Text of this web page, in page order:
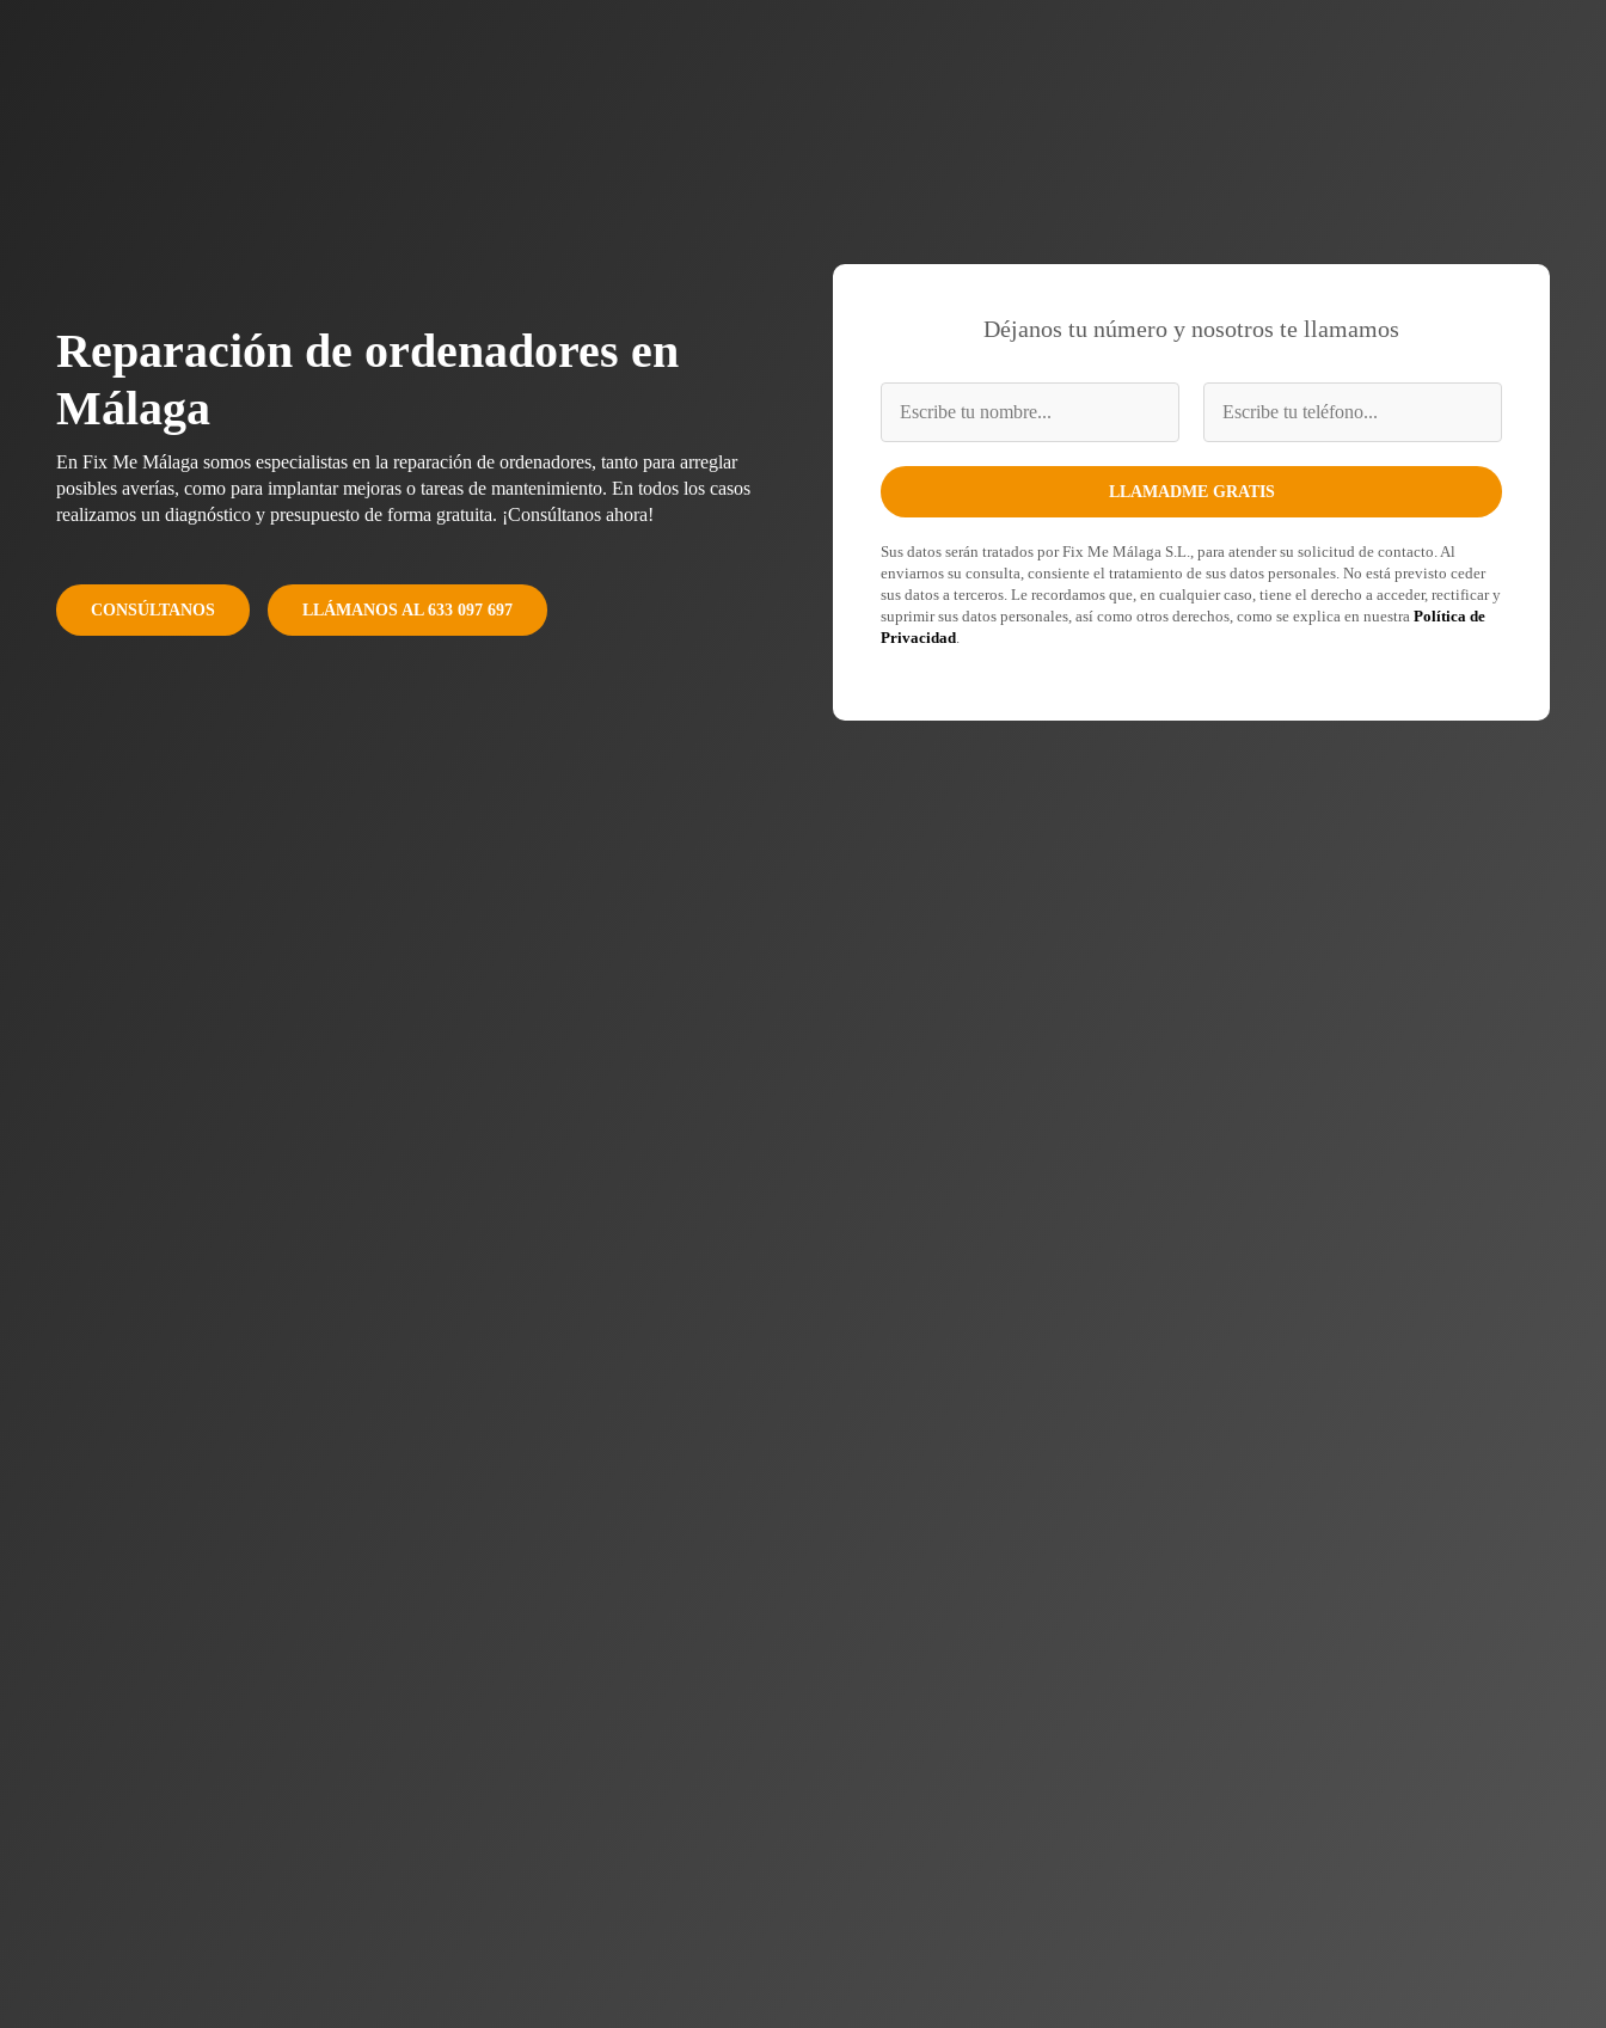
Reparación de ordenadores en
Málaga
En Fix Me Málaga somos especialistas en la reparación de ordenadores, tanto para arreglar
posibles averías, como para implantar mejoras o tareas de mantenimiento. En todos los casos
realizamos un diagnóstico y presupuesto de forma gratuita. ¡Consúltanos ahora!
CONSÚLTANOS LLÁMANOS AL 633 097 697
Déjanos tu número y nosotros te llamamos
Sus datos serán tratados por Fix Me Málaga S.L., para atender su solicitud de contacto. Al
enviarnos su consulta, consiente el tratamiento de sus datos personales. No está previsto ceder
sus datos a terceros. Le recordamos que, en cualquier caso, tiene el derecho a acceder, rectificar y
suprimir sus datos personales, así como otros derechos, como se explica en nuestra Política de
Privacidad.